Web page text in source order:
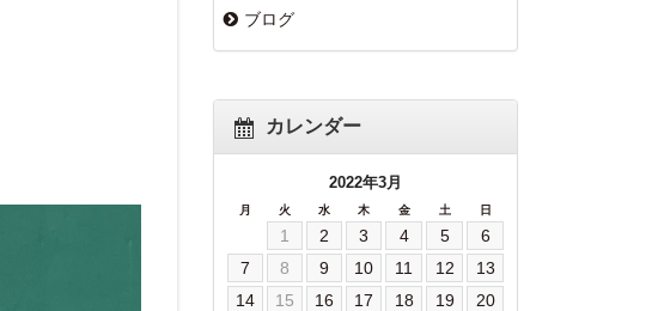
ブログ
カレンダー
2022年3月
月 火 水 木 金 土 日
1 2 3 4 5
6
7
8 9 10 11 12
13
14
15 16 17 18 19
20